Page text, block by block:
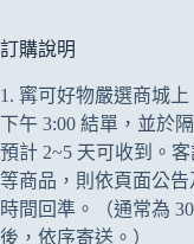
符
的
訂購說明
1. 寗可好物嚴選商城
下午 3:00 結單，並於
預計 2~5 天可收到。
等商品，則依頁面公告
時間回準。（通常為
後，依序寄送。）